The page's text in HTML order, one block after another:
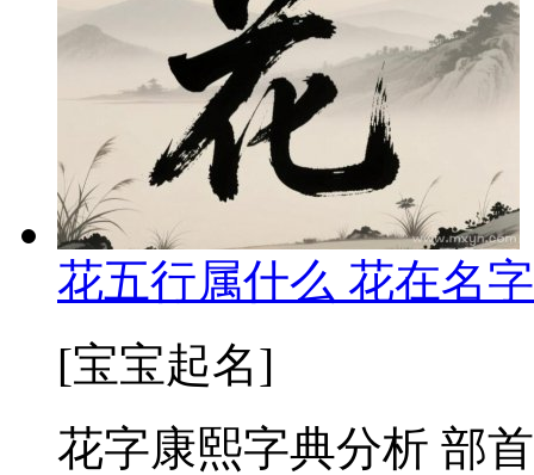
花五行属什么 花在名
[宝宝起名]
花字康熙字典分析 部